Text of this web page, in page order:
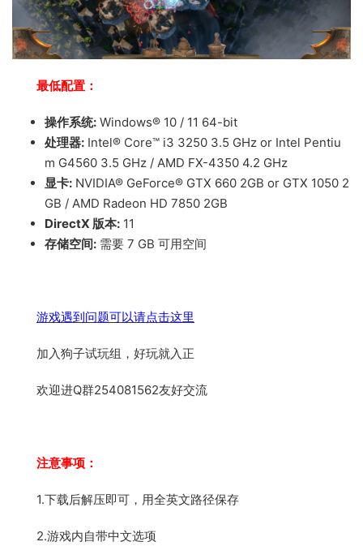
最低配置：
操作系统: Windows® 10 / 11 64-bit
处理器: Intel® Core™ i3 3250 3.5 GHz or Intel Pentiu
m G4560 3.5 GHz / AMD FX-4350 4.2 GHz
显卡: NVIDIA® GeForce® GTX 660 2GB or GTX 1050 2
GB / AMD Radeon HD 7850 2GB
DirectX 版本: 11
存储空间: 需要 7 GB 可用空间
游戏遇到问题可以请点击这里
加入狗子试玩组，好玩就入正
欢迎进Q群254081562友好交流
注意事项：
1.下载后解压即可，用全英文路径保存
2.游戏内自带中文选项